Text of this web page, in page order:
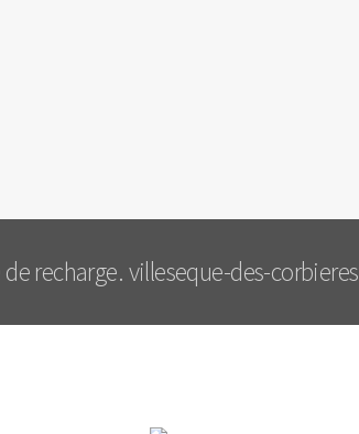
recharge. villeseque-des-corbieres